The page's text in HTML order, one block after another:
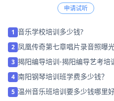
申请试听
1 音乐学校培训多少钱?
2 凤凰传奇第七章唱片录音照曝
3 揭阳编导培训-揭阳编导艺考培
4 南阳钢琴培训班学费多少钱？
5 温州音乐班培训要多少钱哪里好